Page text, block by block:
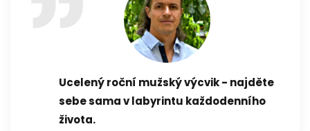
Ucelený roční mužský výcvik - najděte
sebe sama v labyrintu každodenního
života.